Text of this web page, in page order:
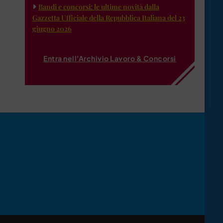
Bandi e concorsi: le ultime novità dalla
Gazzetta Ufficiale della Repubblica Italiana del 23
giugno 2026
Entra nell'Archivio Lavoro & Concorsi